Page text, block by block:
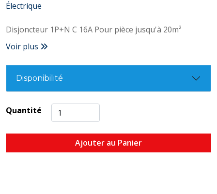
Électrique
Disjoncteur 1P+N C 16A Pour pièce jusqu'à 20m²
Voir plus
Disponibilité
Quantité
Ajouter au Panier